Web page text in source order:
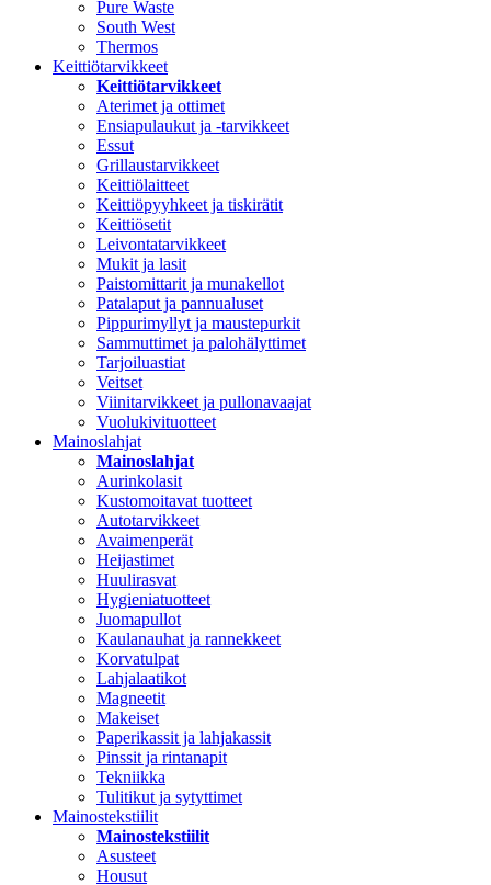
Pure Waste
South West
Thermos
Keittiötarvikkeet
Keittiötarvikkeet
Aterimet ja ottimet
Ensiapulaukut ja -tarvikkeet
Essut
Grillaustarvikkeet
Keittiölaitteet
Keittiöpyyhkeet ja tiskirätit
Keittiösetit
Leivontatarvikkeet
Mukit ja lasit
Paistomittarit ja munakellot
Patalaput ja pannualuset
Pippurimyllyt ja maustepurkit
Sammuttimet ja palohälyttimet
Tarjoiluastiat
Veitset
Viinitarvikkeet ja pullonavaajat
Vuolukivituotteet
Mainoslahjat
Mainoslahjat
Aurinkolasit
Kustomoitavat tuotteet
Autotarvikkeet
Avaimenperät
Heijastimet
Huulirasvat
Hygieniatuotteet
Juomapullot
Kaulanauhat ja rannekkeet
Korvatulpat
Lahjalaatikot
Magneetit
Makeiset
Paperikassit ja lahjakassit
Pinssit ja rintanapit
Tekniikka
Tulitikut ja sytyttimet
Mainostekstiilit
Mainostekstiilit
Asusteet
Housut